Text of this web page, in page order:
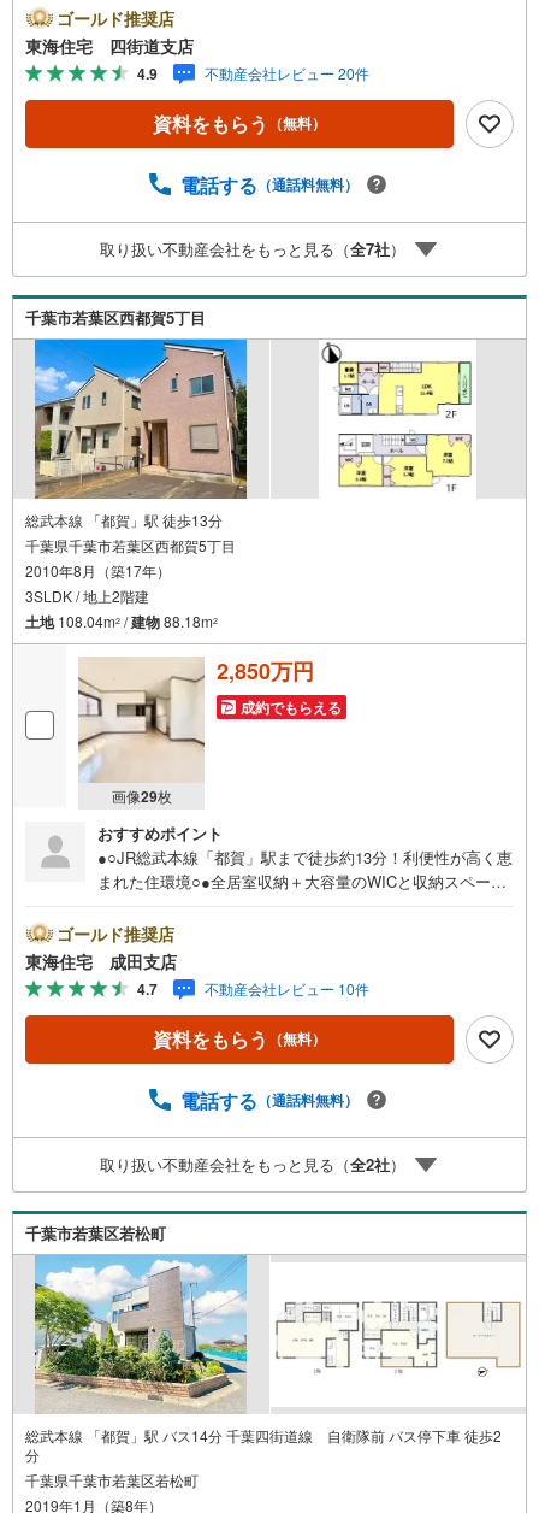
談下さい】地域密着で50年以上歩んできた東海住宅にお任
せください。充実の売却サービスでサポートいたします。
不動産の売買をはじめ、相続問題、空き家、空き地問題、
ローンの支払いに関するお悩み、お住み替えなどさまざま
な問題を解決いたします。【営業時間】9:30-18:30この時
間帯はお電話でのお問い合わせのほうがスムーズにご対応
店の特徴》●地域密着！どうぞ安心してお任せください！お
経験豊かな専門スタッフが、責任をもって全力でお客様の
「住まい」探しのお手伝いをいたします。
ゴールド推奨店
東海住宅 四街道支店
4.9 不動産会社レビュー 20件
資料をもらう （無料）
電話する （通話料無料）
取り扱い不動産会社をもっと見る（全7社）
千葉市若葉区西都賀5丁目
総武本線 「都賀」駅 徒歩13分
千葉県千葉市若葉区西都賀5丁目
2010年8月（築17年）
3SLDK / 地上2階建
土地108.04m2 /建物88.18m2
画像29枚
2,850万円
成約でもらえる
おすすめポイント
●○JR総武本線「都賀」駅まで徒歩約13分！利便性が高く恵
まれた住環境○●全居室収納＋大容量のWICと収納スペース
充実！《東海住宅 成田支店の特徴》●他の物件もご案内可
能です、気になる物件まとめてご紹介いたします●この街を
知り尽くしたプロだから、「買う」も「売る」も強い。初
めての購入でも、住み替えでも、地域密着55年の東海住宅
がトータルサポート！本日、明日内覧ご希望の方はお電話
がスムーズです【通話料無料】是非、お気軽にお問い合わ
ゴールド推奨店
東海住宅 成田支店
4.7 不動産会社レビュー 10件
資料をもらう （無料）
電話する （通話料無料）
取り扱い不動産会社をもっと見る（全2社）
千葉市若葉区若松町
総武本線 「都賀」駅 バス14分 千葉四街道線 自衛隊前 バス停下車 徒歩2
分
千葉県千葉市若葉区若松町
2019年1月（築8年）